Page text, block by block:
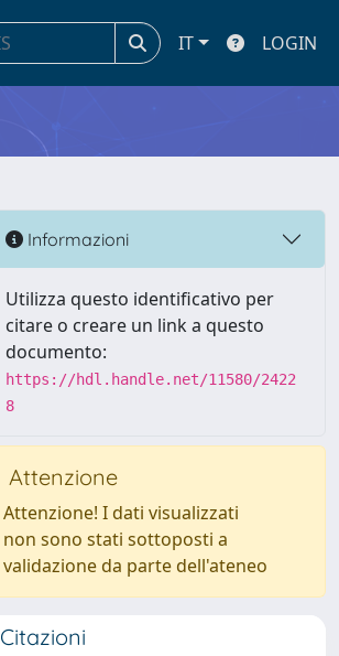
IT LOGIN
Informazioni
Utilizza questo identificativo per
citare o creare un link a questo
documento:
https://hdl.handle.net/11580/2422
8
Attenzione
Attenzione! I dati visualizzati
non sono stati sottoposti a
validazione da parte dell'ateneo
Citazioni